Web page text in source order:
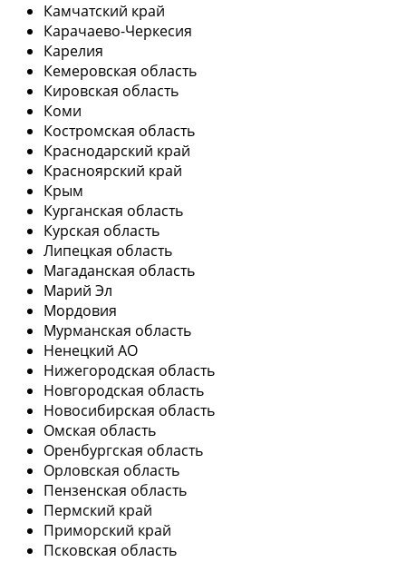
Камчатский край
Карачаево-Черкесия
Карелия
Кемеровская область
Кировская область
Коми
Костромская область
Краснодарский край
Красноярский край
Крым
Курганская область
Курская область
Липецкая область
Магаданская область
Марий Эл
Мордовия
Мурманская область
Ненецкий АО
Нижегородская область
Новгородская область
Новосибирская область
Омская область
Оренбургская область
Орловская область
Пензенская область
Пермский край
Приморский край
Псковская область